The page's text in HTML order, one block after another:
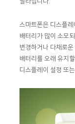
스마트폰은 디스플
배터리가 많이 소모
변경하거나 다채로
배터리를 오래 유지
디스플레이 설정 또